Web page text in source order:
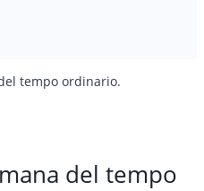
tempo ordinario.
del tempo